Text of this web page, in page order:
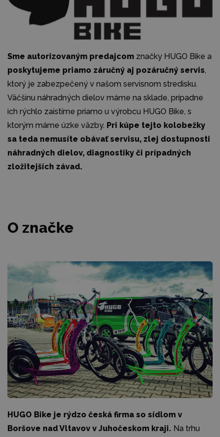
Sme autorizovaným predajcom značky HUGO Bike a
poskytujeme priamo záručný aj pozáručný servis,
ktorý je zabezpečený v našom servisnom stredisku.
Väčšinu náhradných dielov máme na sklade, prípadne
ich rýchlo zaistíme priamo u výrobcu HUGO Bike, s
ktorým máme úzke väzby. Pri kúpe tejto kolobežky
sa teda nemusíte obávať servisu, zlej dostupnosti
náhradných dielov, diagnostiky či prípadných
zložitejších závad.
O značke
HUGO Bike je rýdzo česká firma so sídlom v
Boršove nad Vltavov v Juhočeskom kraji. Na trhu